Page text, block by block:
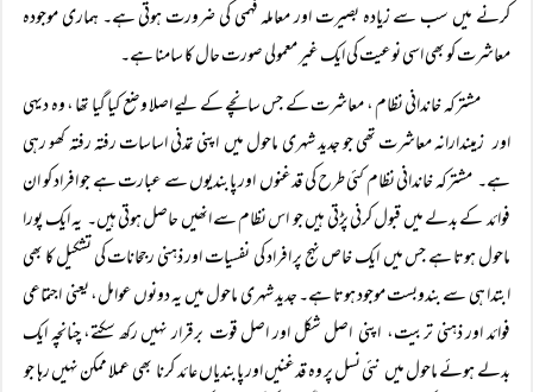
کرنے میں سب سے زیادہ بصیرت اور معاملہ فہمی کی ضرورت ہوتی ہے۔ ہماری موجودہ
معاشرت کو بھی اسی نوعیت کی ایک غیر معمولی صورت حال کا سامنا ہے۔
مشترکہ خاندانی نظام ، معاشرت کے جس سانچے کے لیے اصلا وضع کیا گیا تھا ، وہ دیہی
اور زمیندارانہ معاشرت تھی جو جدید شہری ماحول میں اپنی تمدنی اساسات رفتہ رفتہ کھو رہی
ہے۔ مشترکہ خاندانی نظام کئی طرح کی قدغنوں اور پابندیوں سے عبارت ہے جو افراد کو ان
فوائد کے بدلے میں قبول کرنی پڑتی ہیں جو اس نظام سے انھیں حاصل ہوتی ہیں۔ یہ ایک پورا
ماحول ہوتا ہے جس میں ایک خاص نہج پر افراد کی نفسیات اور ذہنی رجحانات کی تشکیل کا بھی
ابتدا ہی سے بندوبست موجود ہوتا ہے۔ جدید شہری ماحول میں یہ دونوں عوامل، یعنی اجتماعی
فوائد اور ذہنی تربیت، اپنی اصل شکل اور اصل قوت برقرار نہیں رکھ سکتے، چنانچہ ایک
بدلے ہوئے ماحول میں نئی نسل پر وہ قدغنیں اور پابندیاں عائد کرنا بھی عملا ممکن نہیں رہا جو